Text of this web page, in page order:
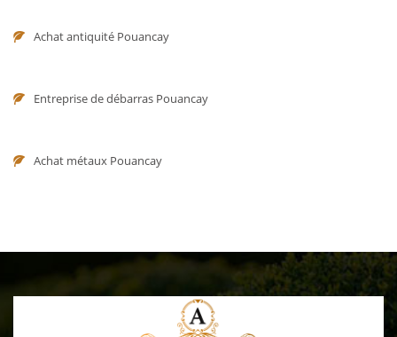
Achat antiquité Pouancay
Entreprise de débarras Pouancay
Achat métaux Pouancay